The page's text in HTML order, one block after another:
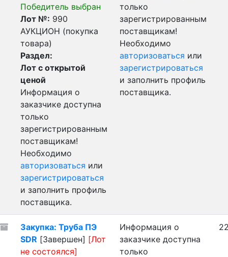
Победитель выбран
Лот №: 990
АУКЦИОН (покупка
товара)
Раздел:
Лот с открытой
ценой
Информация о
заказчике доступна
только
зарегистрированным
поставщикам!
Необходимо
авторизоваться или
зарегистрироваться
и заполнить профиль
поставщика.
только
зарегистрированным
поставщикам!
Необходимо
авторизоваться или
зарегистрироваться
и заполнить профиль
поставщика.
Закупка: Труба ПЭ
SDR [Завершен] [Лот
не состоялся]
Информация о
заказчике доступна
только